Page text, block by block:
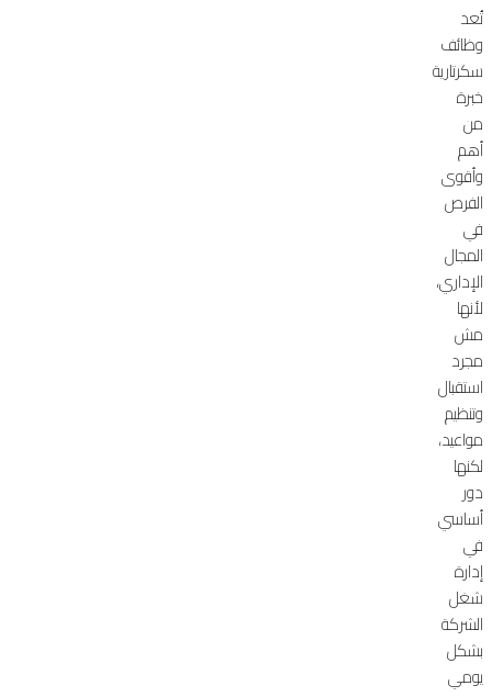
تُعد
وظائف
سكرتارية
خبرة
من
أهم
وأقوى
الفرص
في
المجال
الإداري،
لأنها
مش
مجرد
استقبال
وتنظيم
مواعيد،
لكنها
دور
أساسي
في
إدارة
شغل
الشركة
بشكل
يومي